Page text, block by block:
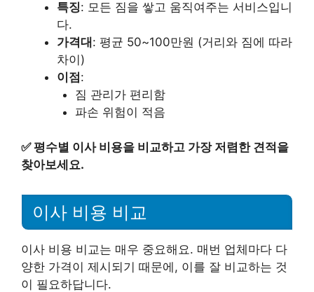
특징: 모든 짐을 쌓고 움직여주는 서비스입니
다.
가격대: 평균 50~100만원 (거리와 짐에 따라
차이)
이점:
짐 관리가 편리함
파손 위험이 적음
✅평수별 이사 비용을 비교하고 가장 저렴한 견적을
찾아보세요.
이사 비용 비교
이사 비용 비교는 매우 중요해요. 매번 업체마다 다
양한 가격이 제시되기 때문에, 이를 잘 비교하는 것
이 필요하답니다.